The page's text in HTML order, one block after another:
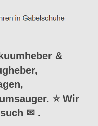
&
⭐ Wir
✉ .